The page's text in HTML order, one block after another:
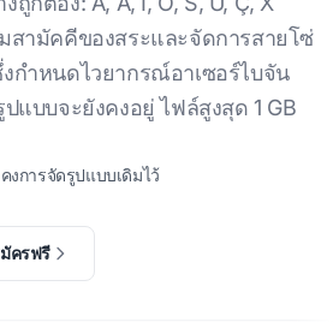
สามัคคีของสระและจัดการสายโซ่
กําหนดไวยากรณ์อาเซอร์ไบจัน
แบบจะยังคงอยู่ ไฟล์สูงสุด 1 GB
คงการจัดรูปแบบเดิมไว้
ครฟรี